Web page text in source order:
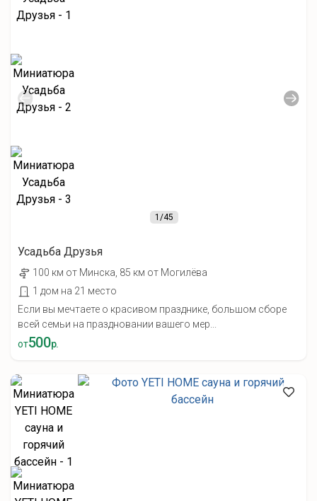
1/45
Усадьба Друзья
100 км от Минска, 85 км от Могилёва
1 дом на 21 место
Если вы мечтаете о красивом празднике, большом сборе
всей семьи на праздновании вашего мер...
от500р.